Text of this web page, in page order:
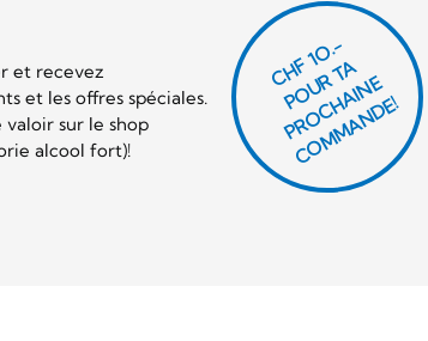
et recevez
et les offres spéciales.
valoir sur le shop
alcool fort)!
CHF 1O.-
P
O
U
R
T
A
P
R
O
C
H
AI
N
E
C
O
M
M
A
N
D
E!